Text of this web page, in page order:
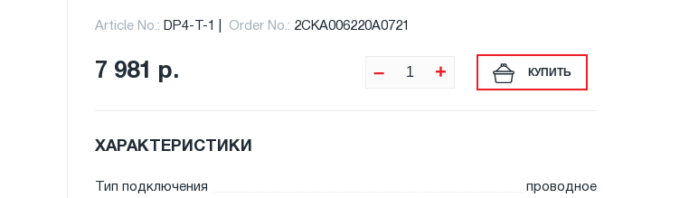
Article No.: DP4-T-1 Order No.: 2CKA006220A0721
7 981 р. – + КУПИТЬ
ХАРАКТЕРИСТИКИ
Тип подключения
проводное